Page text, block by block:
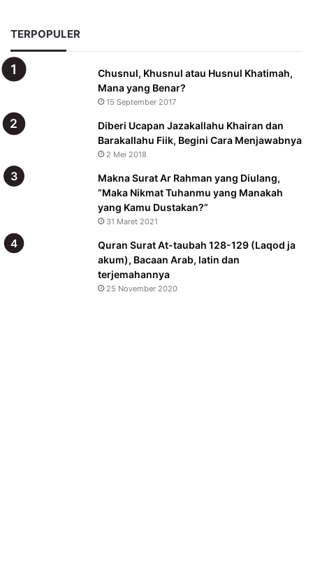
TERPOPULER
Chusnul, Khusnul atau Husnul Khatimah,
Mana yang Benar?
15 September 2017
Diberi Ucapan Jazakallahu Khairan dan
Barakallahu Fiik, Begini Cara Menjawabnya
2 Mei 2018
Makna Surat Ar Rahman yang Diulang,
“Maka Nikmat Tuhanmu yang Manakah
yang Kamu Dustakan?”
31 Maret 2021
Quran Surat At-taubah 128-129 (Laqod ja
akum), Bacaan Arab, latin dan
terjemahannya
25 November 2020